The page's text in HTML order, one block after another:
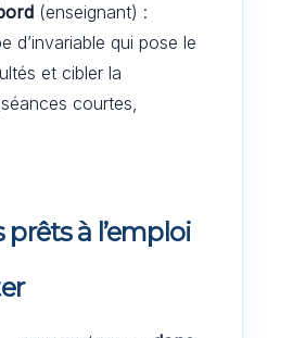
(enseignant) :
d’invariable qui pose le
et cibler la
courtes,
prêts à l’emploi